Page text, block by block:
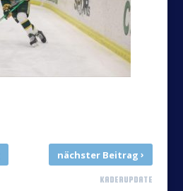
nächster Beitrag›
KADERUPDATE